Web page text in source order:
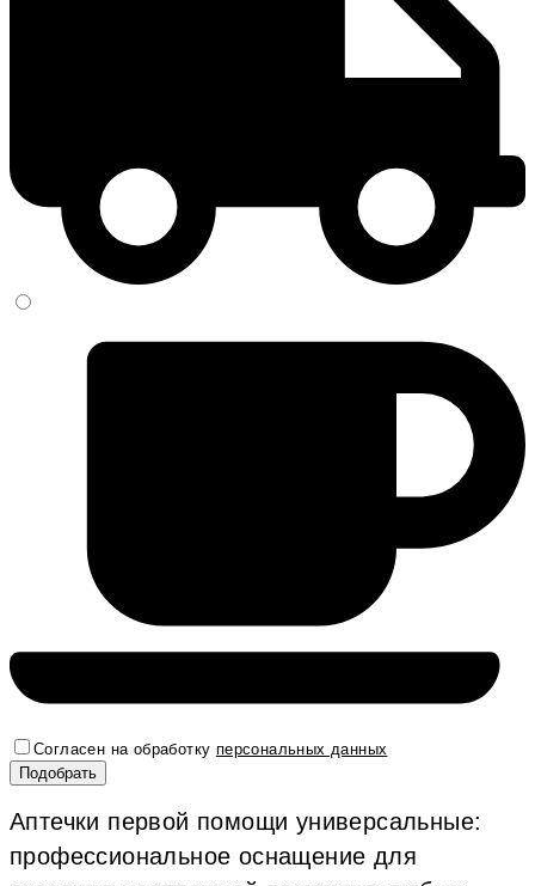
Согласен на обработку персональных данных
Аптечки первой помощи универсальные:
профессиональное оснащение для